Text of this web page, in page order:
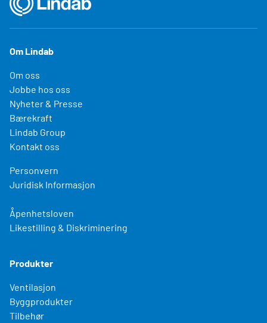
Om Lindab
Om oss
Jobbe hos oss
Nyheter & Presse
Bærekraft
Lindab Group
Kontakt oss
Personvern
Juridisk Informasjon
Åpenhetsloven
Likestilling & Diskriminering
Produkter
Ventilasjon
Byggprodukter
Tilbehør